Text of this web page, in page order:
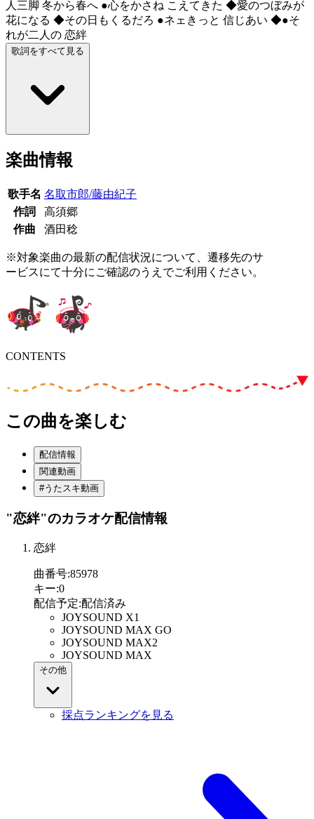
人三脚 冬から春へ ●心をかさね こえてきた ◆愛のつぼみが
花になる ◆その日もくるだろ ●ネェきっと 信じあい ◆●そ
れが二人の 恋絆
歌詞をすべて見る
楽曲情報
歌手名 名取市郎/藤由紀子
作詞
高須郷
作曲
酒田稔
※対象楽曲の最新の配信状況について、遷移先のサ
ービスにて十分にご確認のうえでご利用ください。
CONTENTS
この曲を楽しむ
配信情報
関連動画
#うたスキ動画
"恋絆"のカラオケ配信情報
恋絆
曲番号:85978
キー:0
配信予定:配信済み
JOYSOUND X1
JOYSOUND MAX GO
JOYSOUND MAX2
JOYSOUND MAX
その他
採点ランキングを見る